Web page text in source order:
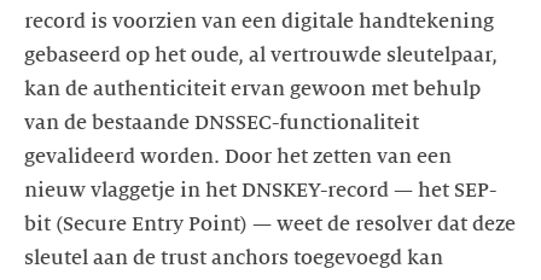
record is voorzien van een digitale handtekening
gebaseerd op het oude, al vertrouwde sleutelpaar,
kan de authenticiteit ervan gewoon met behulp
van de bestaande DNSSEC-functionaliteit
gevalideerd worden. Door het zetten van een
nieuw vlaggetje in het DNSKEY-record — het SEP-
bit (Secure Entry Point) — weet de resolver dat deze
sleutel aan de trust anchors toegevoegd kan